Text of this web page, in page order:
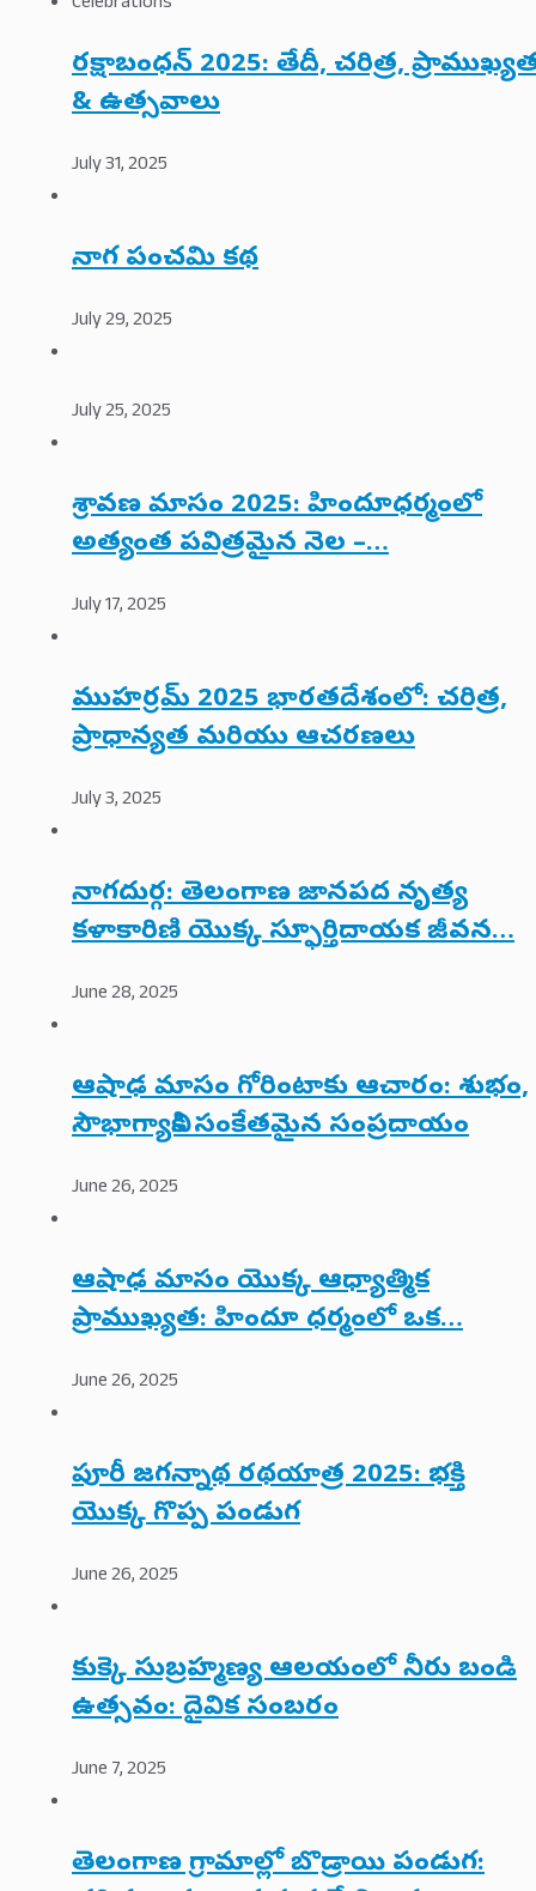
రక్షాబంధన్ 2025: తేదీ, చరిత్ర,
& ఉత్సవాలు
July 31, 2025
నాగ పంచమి కథ
July 29, 2025
July 25, 2025
శ్రావణ మాసం 2025: హిందూధర్మంలో
అత్యంత పవిత్రమైన నెల –…
July 17, 2025
ముహర్రమ్ 2025 భారతదేశంలో: చరిత్ర,
ప్రాధాన్యత మరియు ఆచరణలు
July 3, 2025
నాగదుర్గ: తెలంగాణ జానపద నృత్య
కళాకారిణి యొక్క స్ఫూర్తిదాయక జీవన…
June 28, 2025
ఆషాఢ మాసం గోరింటాకు ఆచారం: శుభం,
సౌభాగ్యానికి సంకేతమైన సంప్రదాయం
June 26, 2025
ఆషాఢ మాసం యొక్క ఆధ్యాత్మిక
ప్రాముఖ్యత: హిందూ ధర్మంలో ఒక…
June 26, 2025
పూరీ జగన్నాథ రథయాత్ర 2025: భక్తి
యొక్క గొప్ప పండుగ
June 26, 2025
కుక్కె సుబ్రహ్మణ్య ఆలయంలో నీరు బండి
ఉత్సవం: దైవిక సంబరం
June 7, 2025
తెలంగాణ గ్రామాల్లో బొడ్రాయి పండుగ: